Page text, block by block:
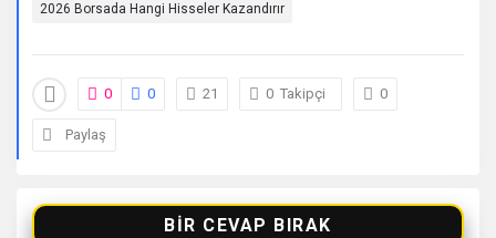
2026 Borsada Hangi Hisseler Kazandırır
0 0 21 0 Takipçi 0
Paylaş
BIR CEVAP BIRAK